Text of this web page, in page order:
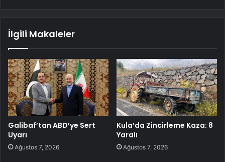
İlgili Makaleler
Galibaf’tan ABD’ye Sert
Uyarı
Ağustos 7, 2026
Kula’da Zincirleme Kaza: 8
Yaralı
Ağustos 7, 2026